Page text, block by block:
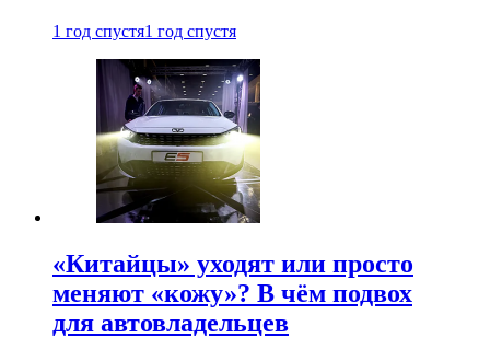
1 год спустя1 год спустя
«Китайцы» уходят или просто
меняют «кожу»? В чём подвох
для автовладельцев